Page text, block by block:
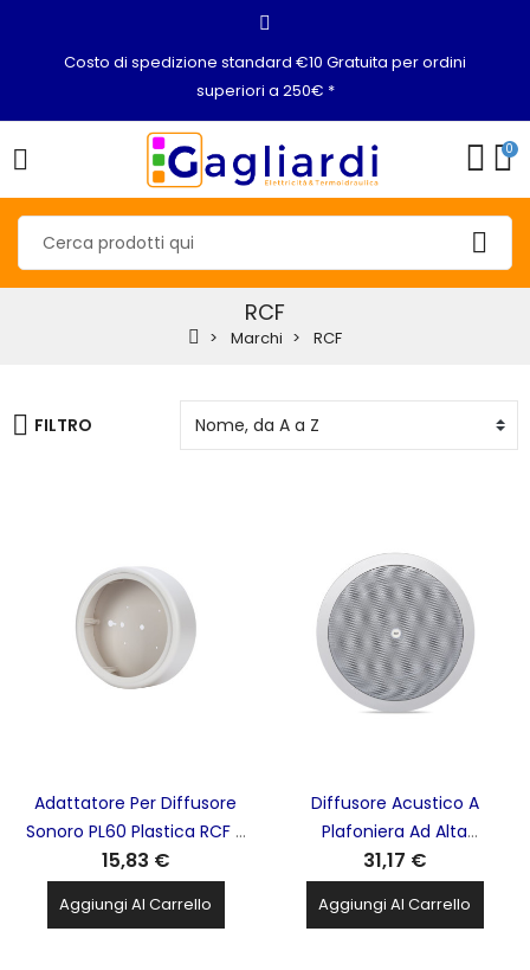
Costo di spedizione standard €10 Gratuita per ordini
superiori a 250€ *
0
RCF
Marchi RCF
FILTRO
Adattatore Per Diffusore
Sonoro PL60 Plastica RCF -
A1360
15,83 €
Aggiungi Al Carrello
Diffusore Acustico A
Plafoniera Ad Alta
Efficienza RCF - PL60
31,17 €
Aggiungi Al Carrello